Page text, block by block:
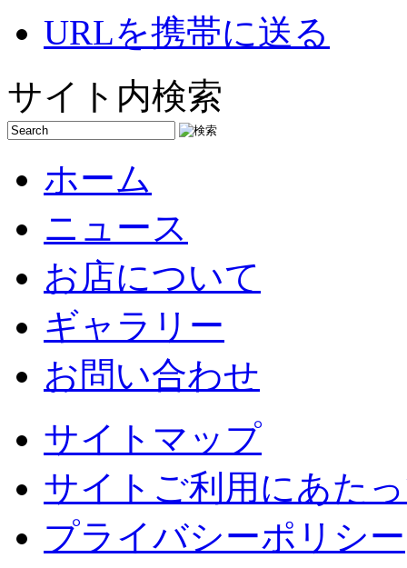
URLを携帯に送る
サイト内検索
ホーム
ニュース
お店について
ギャラリー
お問い合わせ
サイトマップ
サイトご利用にあた
プライバシーポリシー